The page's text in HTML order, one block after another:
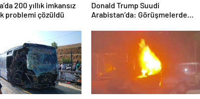
200 yıllık imkansız
problemi çözüldü
Donald Trump Suudi
Arabistan’da: Görüşmelerde